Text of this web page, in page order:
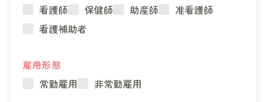
看護師 保健師 助産師
准看護師
看護補助者
雇用形態
常勤雇用 非常勤雇用